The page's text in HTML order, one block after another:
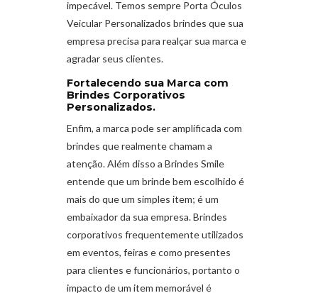
impecável. Temos sempre Porta Óculos
Veicular Personalizados brindes que sua
empresa precisa para realçar sua marca e
agradar seus clientes.
Fortalecendo sua Marca com
Brindes Corporativos
Personalizados.
Enfim, a marca pode ser amplificada com
brindes que realmente chamam a
atenção. Além disso a Brindes Smile
entende que um brinde bem escolhido é
mais do que um simples item; é um
embaixador da sua empresa. Brindes
corporativos frequentemente utilizados
em eventos, feiras e como presentes
para clientes e funcionários, portanto o
impacto de um item memorável é